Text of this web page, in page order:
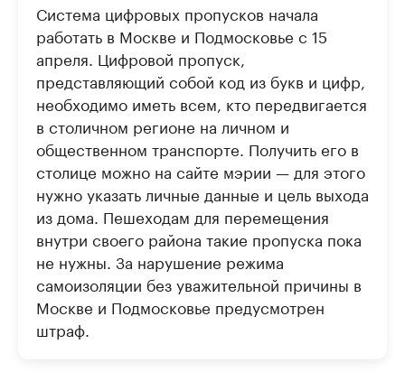
Система цифровых пропусков начала
работать в Москве и Подмосковье с 15
апреля. Цифровой пропуск,
представляющий собой код из букв и цифр,
необходимо иметь всем, кто передвигается
в столичном регионе на личном и
общественном транспорте. Получить его в
столице можно на сайте мэрии — для этого
нужно указать личные данные и цель выхода
из дома. Пешеходам для перемещения
внутри своего района такие пропуска пока
не нужны. За нарушение режима
самоизоляции без уважительной причины в
Москве и Подмосковье предусмотрен
штраф.